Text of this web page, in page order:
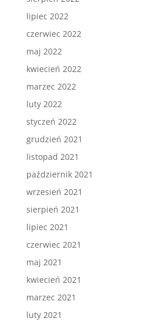
lipiec 2022
czerwiec 2022
maj 2022
kwiecień 2022
marzec 2022
luty 2022
styczeń 2022
grudzień 2021
listopad 2021
październik 2021
wrzesień 2021
sierpień 2021
lipiec 2021
czerwiec 2021
maj 2021
kwiecień 2021
marzec 2021
luty 2021